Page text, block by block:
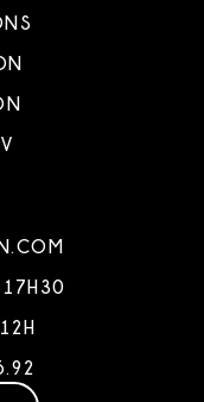
17H30